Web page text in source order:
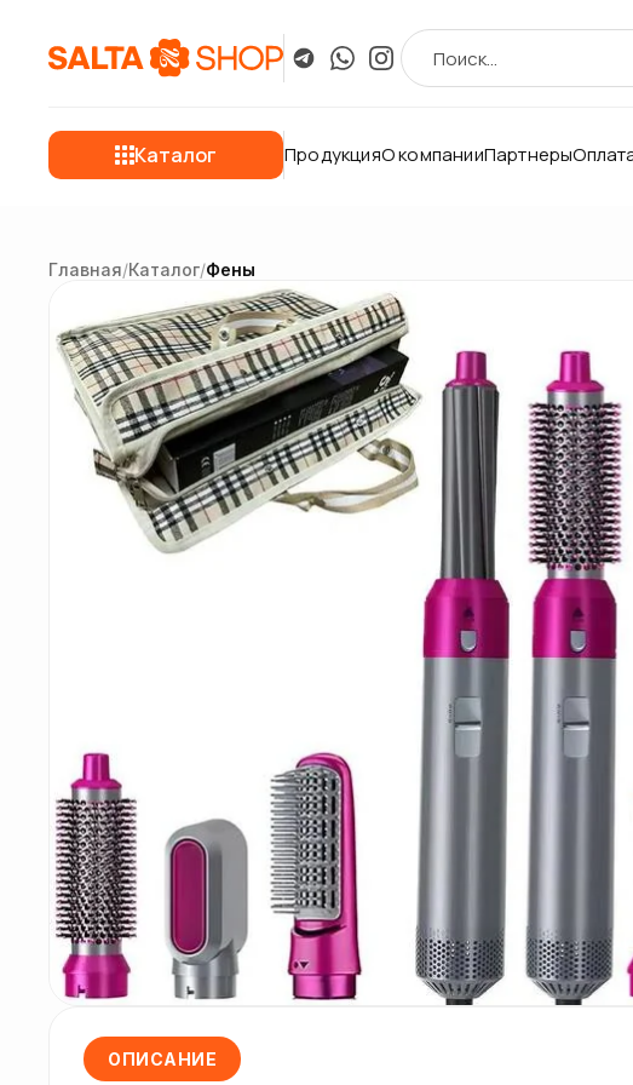
Каталог ПродукцияО компанииПартнеры
Главная/Каталог/Фены
ОПИСАНИЕ